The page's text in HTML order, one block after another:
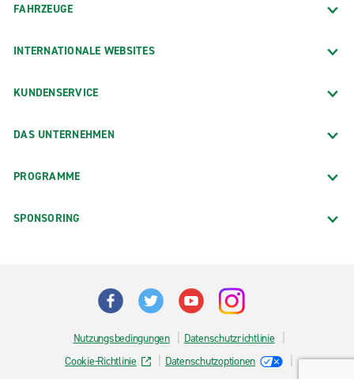
FAHRZEUGE
INTERNATIONALE WEBSITES
KUNDENSERVICE
DAS UNTERNEHMEN
PROGRAMME
SPONSORING
Nutzungsbedingungen
Datenschutzrichtlinie
Cookie-Richtlinie
Datenschutzoptionen